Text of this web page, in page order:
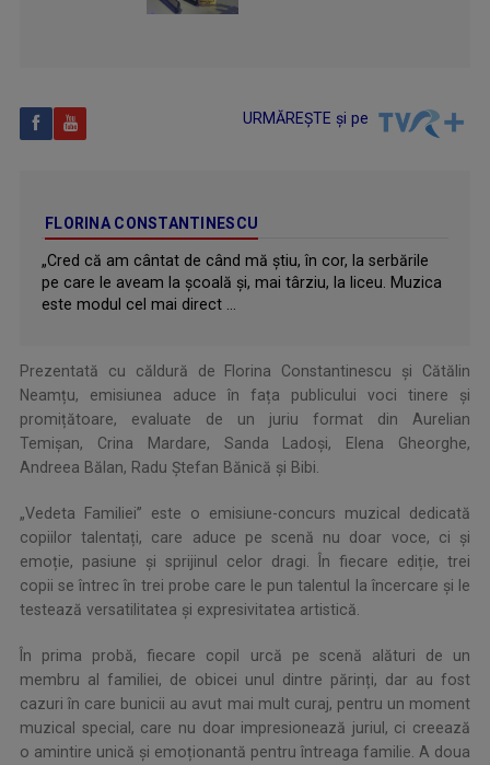
URMĂREȘTE și pe
FLORINA CONSTANTINESCU
„Cred că am cântat de când mă ştiu, în cor, la serbările
pe care le aveam la şcoală şi, mai târziu, la liceu. Muzica
este modul cel mai direct ...
Prezentată cu căldură de Florina Constantinescu și Cătălin
Neamțu, emisiunea aduce în fața publicului voci tinere și
promițătoare, evaluate de un juriu format din Aurelian
Temişan, Crina Mardare, Sanda Ladoși, Elena Gheorghe,
Andreea Bălan, Radu Ștefan Bănică și Bibi.
„Vedeta Familiei” este o emisiune-concurs muzical dedicată
copiilor talentați, care aduce pe scenă nu doar voce, ci și
emoție, pasiune și sprijinul celor dragi. În fiecare ediție, trei
copii se întrec în trei probe care le pun talentul la încercare și le
testează versatilitatea și expresivitatea artistică.
În prima probă, fiecare copil urcă pe scenă alături de un
membru al familiei, de obicei unul dintre părinți, dar au fost
cazuri în care bunicii au avut mai mult curaj, pentru un moment
muzical special, care nu doar impresionează juriul, ci creează
o amintire unică și emoționantă pentru întreaga familie. A doua